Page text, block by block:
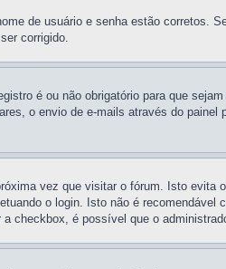
de usuário e senha estão corretos.
corrigido.
é ou não obrigatório para que
o envio de e-mails através do
vez que visitar o fórum. Isto
o login. Isto não é
checkbox, é possível que o